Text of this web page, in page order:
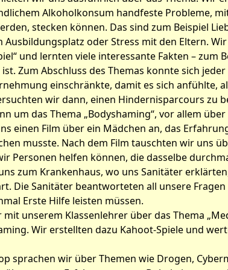
Alkoholkonsum handfeste Probleme,
stecken können. Das sind zum Beispiel
Ausbildungsplatz oder Stress mit den Eltern.
und lernten viele interessante Fakten – zum
Zum Abschluss des Themas konnte sich
einschränkte, damit es sich anfühlte,
wir dann, einen Hindernisparcours zu
um das Thema „Bodyshaming“, vor allem
einen Film über ein Mädchen an, das
musste. Nach dem Film tauschten wir uns
Personen helfen können, die dasselbe
zum Krankenhaus, wo uns Sanitäter
Die Sanitäter beantworteten all unsere
Erste Hilfe leisten müssen.
unserem Klassenlehrer über das Thema
Wir erstellten dazu Kahoot-Spiele und
sprachen wir über Themen wie Drogen,